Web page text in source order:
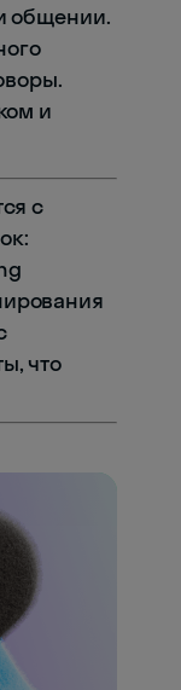
общении.
и
с
что